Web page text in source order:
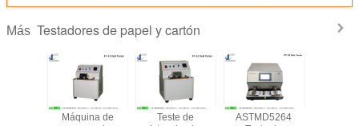
Más Testadores de papel y cartón
Máquina de
Teste de
ASTMD5264